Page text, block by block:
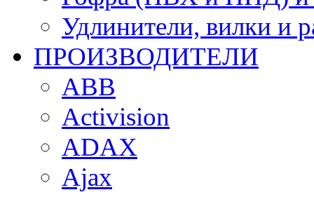
Удлинители, вилки и
ПРОИЗВОДИТЕЛИ
ABB
Activision
ADAX
Ajax